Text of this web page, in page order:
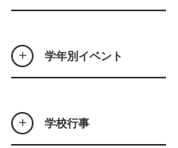
学年別イベント
学校行事